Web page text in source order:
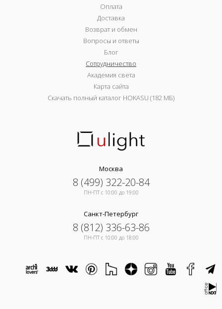
Оплата
Доставка
Возврат и обмен
Вопросы и ответы
Блог
Сотрудничество
Академия света
Карта сайта
Скачать полный каталог HOKASU (182 МБ)
Москва
8 (499) 322-20-84
ПН-ПТ c 10:00 до 19:00
Санкт-Петербург
8 (812) 336-63-86
ПН-ПТ c 10:00 до 18:00